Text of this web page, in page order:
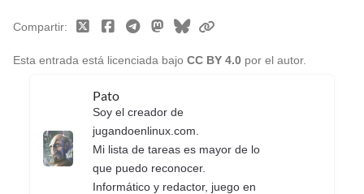
Esta entrada está licenciada bajo CC BY 4.0 por el autor.
Compartir
Pato
Soy el creador de
jugandoenlinux.com.
Mi lista de tareas es mayor de lo
que puedo reconocer.
Informático y redactor, juego en